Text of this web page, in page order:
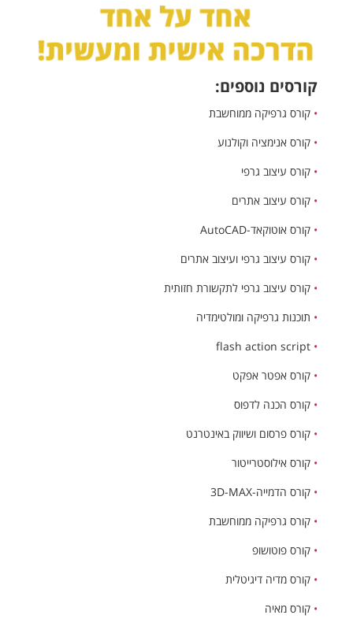
קורסים נוספים:
• קורס גרפיקה ממוחשבת
• קורס אנימציה וקולנוע
• קורס עיצוב גרפי
• קורס עיצוב אתרים
• קורס אוטוקאד-AutoCAD
• קורס עיצוב גרפי ועיצוב אתרים
• קורס עיצוב גרפי לתקשורת חזותית
• תוכנות גרפיקה ומולטימדיה
•
flash action script
• קורס אפטר אפקט
• קורס הכנה לדפוס
• קורס פרסום ושיווק באינטרנט
• קורס אילוסטרייטור
• קורס הדמייה-3D-MAX
• קורס גרפיקה ממוחשבת
• קורס פוטושופ
• קורס מדיה דיגיטלית
• קורס מאיה